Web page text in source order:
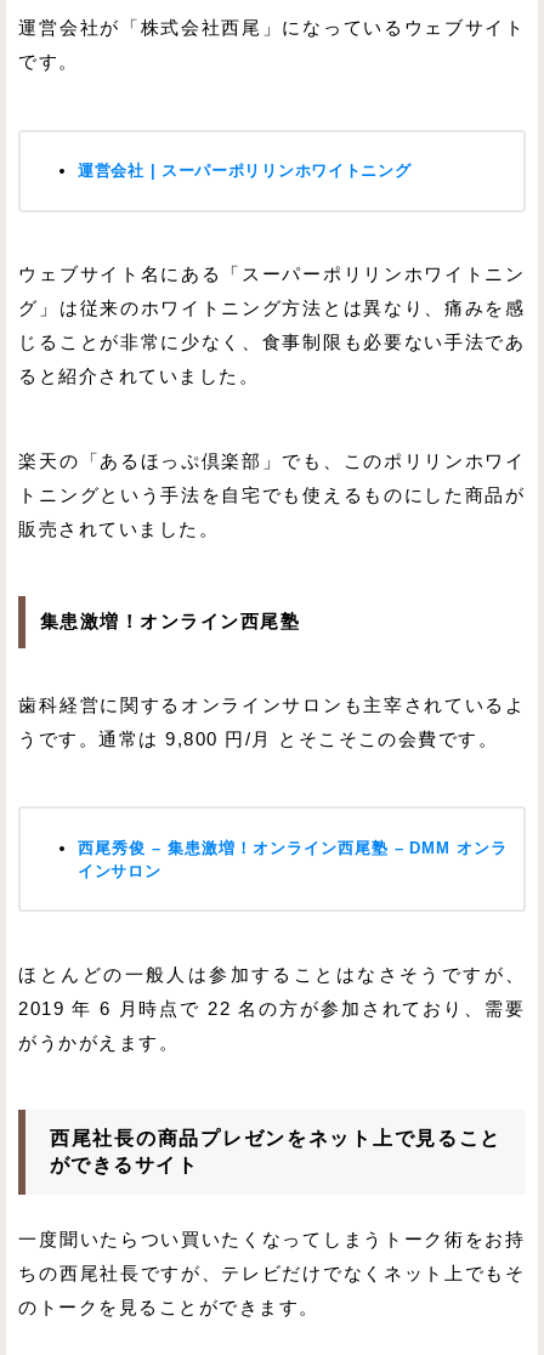
運営会社が「株式会社西尾」になっているウェブサイト
です。
運営会社 | スーパーポリリンホワイトニング
ウェブサイト名にある「スーパーポリリンホワイトニン
グ」は従来のホワイトニング方法とは異なり、痛みを感
じることが非常に少なく、食事制限も必要ない手法であ
ると紹介されていました。
楽天の「あるほっぷ倶楽部」でも、このポリリンホワイ
トニングという手法を自宅でも使えるものにした商品が
販売されていました。
集患激増！オンライン西尾塾
歯科経営に関するオンラインサロンも主宰されているよ
うです。通常は 9,800 円/月 とそこそこの会費です。
西尾秀俊 – 集患激増！オンライン西尾塾 – DMM オンラ
インサロン
ほとんどの一般人は参加することはなさそうですが、
2019 年 6 月時点で 22 名の方が参加されており、需要
がうかがえます。
西尾社長の商品プレゼンをネット上で見ること
ができるサイト
一度聞いたらつい買いたくなってしまうトーク術をお持
ちの西尾社長ですが、テレビだけでなくネット上でもそ
のトークを見ることができます。